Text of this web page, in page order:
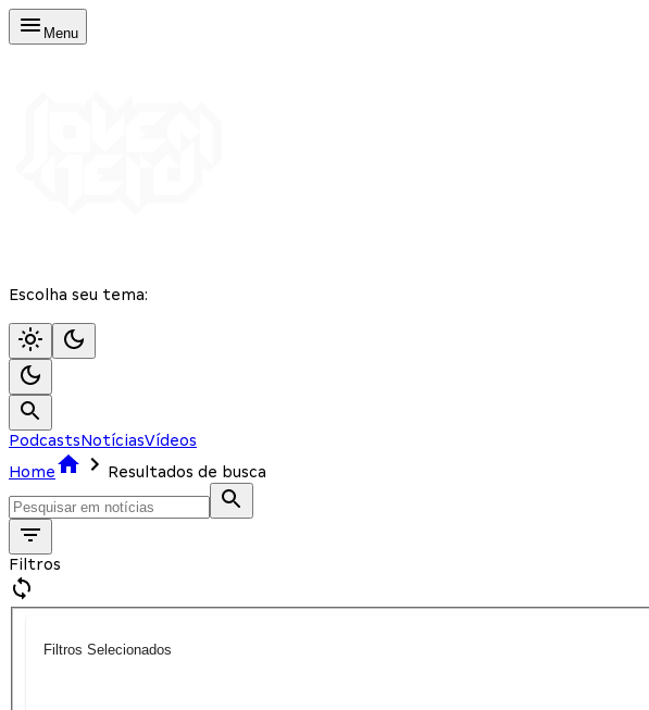
Menu
Escolha seu tema:
PodcastsNotíciasVídeos
Home
Resultados de busca
Filtros
Filtros Selecionados